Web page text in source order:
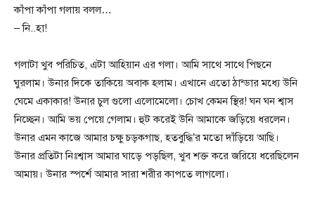
কাঁপা কাঁপা গলায় বলল…
– নি..হা!
গলাটা খুব পরিচিত, এটা আহিয়ান এর গলা। আমি সাথে সাথে পিছনে
ঘুরলাম। উনার দিকে তাকিয়ে অবাক হলাম। এখানে এতো ঠান্ডার মধ্যে উনি
ঘেমে একাকার! উনার চুল গুলো এলোমেলো। চোখ কেমন স্থির! ঘন ঘন শ্বাস
নিচ্ছেন। আমি ভয় পেয়ে গেলাম। হুট করেই উনি আমাকে জড়িয়ে ধরলেন।
উনার এমন কাজে আমার চক্ষু চড়কগাছ, হতবুদ্ধি’র মতো দাঁড়িয়ে আছি।
উনার প্রতিটা নিঃশ্বাস আমার ঘাড়ে পড়ছিল, খুব শক্ত করে জরিয়ে ধরেছিলেন
আমায়। উনার স্পর্শে আমার সারা শরীর কাপতে লাগলো।